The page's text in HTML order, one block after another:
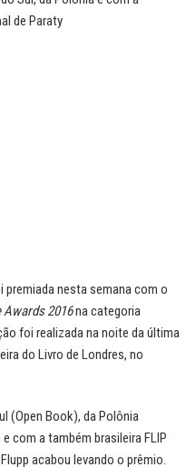
de Paraty
premiada nesta semana com o
Awards 2016na categoria
foi realizada na noite da última
do Livro de Londres, no
(Open Book), da Polônia
com a também brasileira FLIP
acabou levando o prêmio.